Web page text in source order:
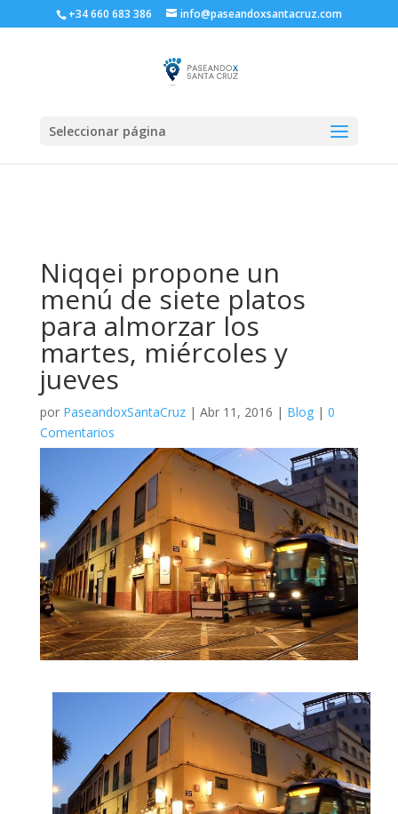
+34 660 683 386 info@paseandoxsantacruz.com
Seleccionar página
Niqqei propone un
menú de siete platos
para almorzar los
martes, miércoles y
jueves
por PaseandoxSantaCruz| Abr 11, 2016 | Blog| 0
Comentarios